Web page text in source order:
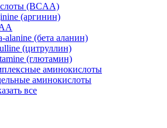
(BCAA)
(аргинин)
alanine (бета аланин)
(цитруллин)
(глютамин)
аминокислоты
аминокислоты
все